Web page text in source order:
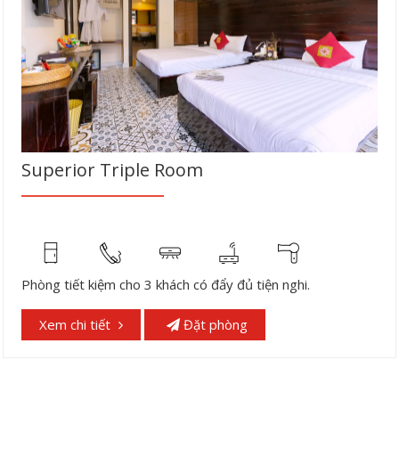
Superior Triple Room
Phòng tiết kiệm cho 3 khách có đẩy đủ tiện nghi.
Xem chi tiết Đặt phòng